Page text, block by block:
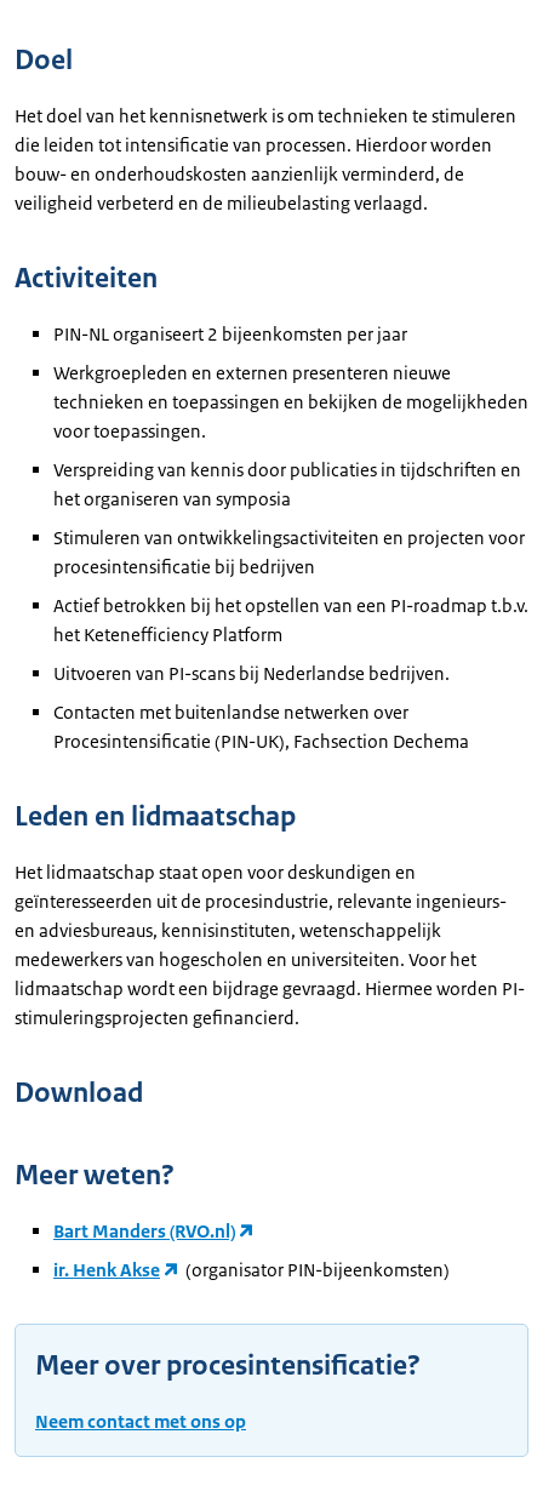
Doel
Het doel van het kennisnetwerk is om technieken te stimuleren
die leiden tot intensificatie van processen. Hierdoor worden
bouw- en onderhoudskosten aanzienlijk verminderd, de
veiligheid verbeterd en de milieubelasting verlaagd.
Activiteiten
PIN-NL organiseert 2 bijeenkomsten per jaar
Werkgroepleden en externen presenteren nieuwe
technieken en toepassingen en bekijken de mogelijkheden
voor toepassingen.
Verspreiding van kennis door publicaties in tijdschriften en
het organiseren van symposia
Stimuleren van ontwikkelingsactiviteiten en projecten voor
procesintensificatie bij bedrijven
Actief betrokken bij het opstellen van een PI-roadmap t.b.v.
het Ketenefficiency Platform
Uitvoeren van PI-scans bij Nederlandse bedrijven.
Contacten met buitenlandse netwerken over
Procesintensificatie (PIN-UK), Fachsection Dechema
Leden en lidmaatschap
Het lidmaatschap staat open voor deskundigen en
geïnteresseerden uit de procesindustrie, relevante ingenieurs-
en adviesbureaus, kennisinstituten, wetenschappelijk
medewerkers van hogescholen en universiteiten. Voor het
lidmaatschap wordt een bijdrage gevraagd. Hiermee worden PI-
stimuleringsprojecten gefinancierd.
Download
Meer weten?
Bart Manders (RVO.nl)
ir. Henk Akse
(organisator PIN-bijeenkomsten)
Meer over procesintensificatie?
Neem contact met ons op